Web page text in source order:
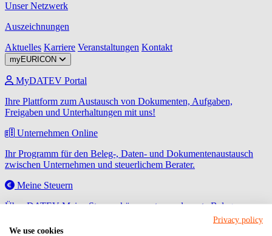
Unser Netzwerk
Auszeichnungen
Aktuelles Karriere Veranstaltungen Kontakt
myEURICON
MyDATEV Portal
Ihre Plattform zum Austausch von Dokumenten, Aufgaben,
Freigaben und Unterhaltungen mit uns!
Unternehmen Online
Ihr Programm für den Beleg-, Daten- und Dokumentenaustausch
zwischen Unternehmen und steuerlichem Berater.
Meine Steuern
Über DATEV Meine Steuern können steuerrelevante Belege
zwischen dem Privatmandant und dem steuerlichem Berater
ausgetauscht werden.
Privacy policy
We use cookies